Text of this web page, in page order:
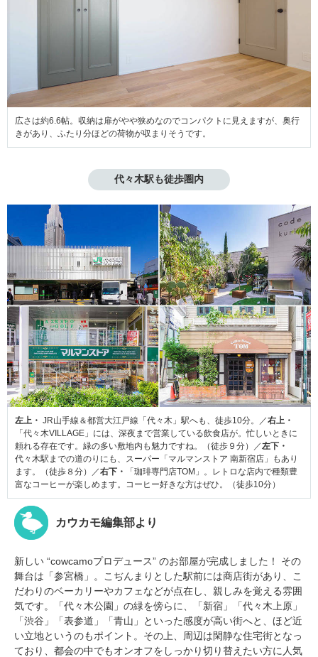
広さは約6.6帖。収納は扉がやや狭めなのでコンパクトに見えますが、奥行
きがあり、ふたり分ほどの荷物が収まりそうです。
代々木駅も徒歩圏内
左上・ JR山手線＆都営大江戸線「代々木」駅へも、徒歩10分。／右上・
「代々木VILLAGE」には、深夜まで営業している飲食店が。忙しいときに
頼れる存在です。緑の多い敷地内も魅力ですね。（徒歩９分）／左下・
代々木駅までの道のりにも、スーパー「マルマンストア 南新宿店」もあり
ます。（徒歩８分）／右下・
「珈琲専門店TOM」。レトロな店内で種類豊
富なコーヒーが楽しめます。コーヒー好きな方はぜひ。（徒歩10分）
カウカモ編集部より
新しい “cowcamoプロデュース” のお部屋が完成しました！ その
舞台は「参宮橋」。こぢんまりとした駅前には商店街があり、こ
だわりのベーカリーやカフェなどが点在し、親しみを覚える雰囲
気です。「代々木公園」の緑を傍らに、「新宿」「代々木上原」
「渋谷」「表参道」「青山」といった感度が高い街へと、ほど近
い立地というのもポイント。その上、周辺は閑静な住宅街となっ
ており、都会の中でもオンオフをしっかり切り替えたい方に人気